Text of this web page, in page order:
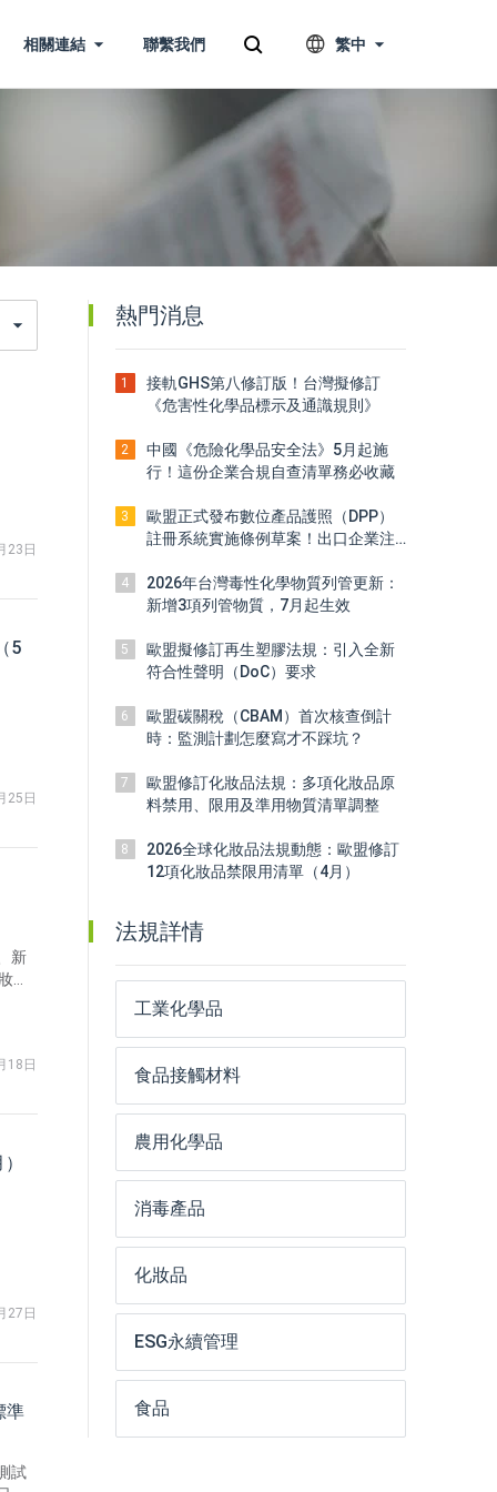
相關連結 聯繫我們 繁中
23日
5
25日
新
品
18日
27日
準
試
熱門消息
1
接軌GHS第八修訂版！台灣擬修訂
《危害性化學品標示及通識規則》
2
中國《危險化學品安全法》5月起施
行！這份企業合規自查清單務必收藏
3
歐盟正式發布數位產品護照（DPP）
註冊系統實施條例草案！出口企業注
4
2026年台灣毒性化學物質列管更新：
新增3項列管物質，7月起生效
5
歐盟擬修訂再生塑膠法規：引入全新
符合性聲明（DoC）要求
6
歐盟碳關稅（CBAM）首次核查倒計
時：監測計劃怎麼寫才不踩坑？
7
歐盟修訂化妝品法規：多項化妝品原
料禁用、限用及準用物質清單調整
8
2026全球化妝品法規動態：歐盟修訂
12項化妝品禁限用清單（4月）
法規詳情
工業化學品
食品接觸材料
農用化學品
消毒產品
化妝品
ESG永續管理
食品